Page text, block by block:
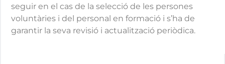
seguir en el cas de la selecció de les persones
voluntàries i del personal en formació i s’ha de
garantir la seva revisió i actualització periòdica.